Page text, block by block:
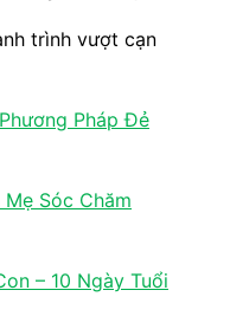
trình vượt cạn
Pháp Đẻ
Mẹ Sóc Chăm
– 10 Ngày Tuổi